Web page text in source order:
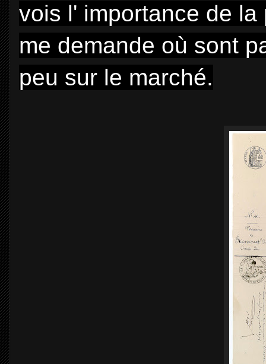
vois l' importance de
me demande où sont
peu sur le marché.